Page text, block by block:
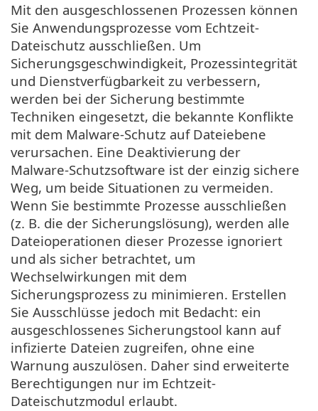
Mit den ausgeschlossenen Prozessen können
Sie Anwendungsprozesse vom Echtzeit-
Dateischutz ausschließen. Um
Sicherungsgeschwindigkeit, Prozessintegrität
und Dienstverfügbarkeit zu verbessern,
werden bei der Sicherung bestimmte
Techniken eingesetzt, die bekannte Konflikte
mit dem Malware-Schutz auf Dateiebene
verursachen. Eine Deaktivierung der
Malware-Schutzsoftware ist der einzig sichere
Weg, um beide Situationen zu vermeiden.
Wenn Sie bestimmte Prozesse ausschließen
(z. B. die der Sicherungslösung), werden alle
Dateioperationen dieser Prozesse ignoriert
und als sicher betrachtet, um
Wechselwirkungen mit dem
Sicherungsprozess zu minimieren. Erstellen
Sie Ausschlüsse jedoch mit Bedacht: ein
ausgeschlossenes Sicherungstool kann auf
infizierte Dateien zugreifen, ohne eine
Warnung auszulösen. Daher sind erweiterte
Berechtigungen nur im Echtzeit-
Dateischutzmodul erlaubt.